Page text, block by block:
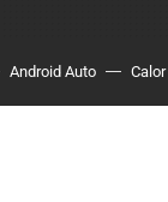
Android Auto Calor